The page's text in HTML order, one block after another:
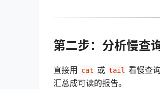
第二步：分析慢查
直接用 cat 或 tail 看慢查
汇总成可读的报告。